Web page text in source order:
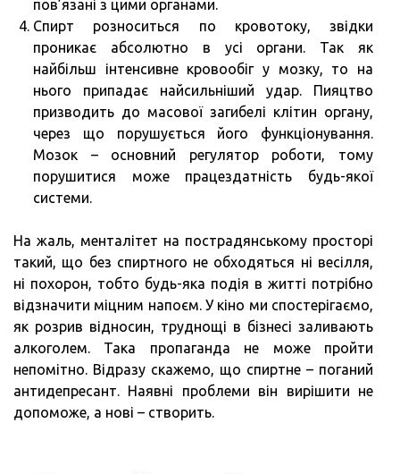
пов’язані з цими органами.
Спирт розноситься по кровотоку, звідки
проникає абсолютно в усі органи. Так як
найбільш інтенсивне кровообіг у мозку, то на
нього припадає найсильніший удар. Пияцтво
призводить до масової загибелі клітин органу,
через що порушується його функціонування.
Мозок – основний регулятор роботи, тому
порушитися може працездатність будь-якої
системи.
На жаль, менталітет на пострадянському просторі
такий, що без спиртного не обходяться ні весілля,
ні похорон, тобто будь-яка подія в житті потрібно
відзначити міцним напоєм. У кіно ми спостерігаємо,
як розрив відносин, труднощі в бізнесі заливають
алкоголем. Така пропаганда не може пройти
непомітно. Відразу скажемо, що спиртне – поганий
антидепресант. Наявні проблеми він вирішити не
допоможе, а нові – створить.